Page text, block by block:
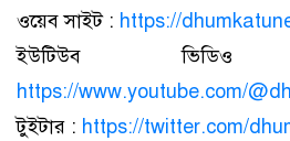
ওয়েব সাইট : https://
ইউটিউব
https://www.youtube.com/
টুইটার : https://twitter.com/